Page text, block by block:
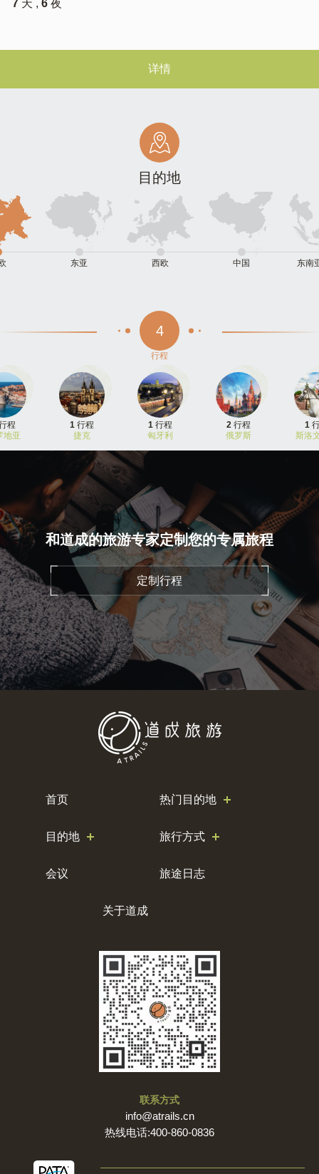
7 天 , 6 夜
详情
目的地
东亚 西欧 中国 东南
4
行程
地亚
程
捷克
1 行程
匈牙利
1 行程
俄罗斯
2 行程
斯洛
1
和道成的旅游专家定制您的专属旅程
定制行程
首页 热门目的地
目的地 旅行方式
会议 旅途日志
关于道成
联系方式
info@atrails.cn
热线电话:400-860-0836